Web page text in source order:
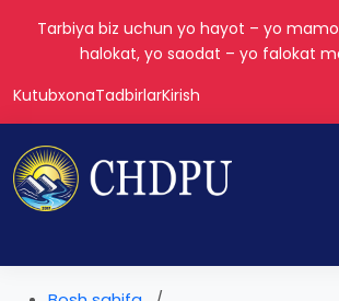
"Ilm – insonni yuksaklikka olib boradigan
Navoiy
KutubxonaTadbirlarKirish